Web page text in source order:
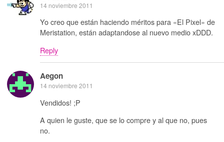
14 noviembre 2011
Yo creo que están haciendo méritos para «El Pixel» de
Meristation, están adaptandose al nuevo medio xDDD.
Reply
Aegon
14 noviembre 2011
Vendidos! ;P
A quien le guste, que se lo compre y al que no, pues
no.